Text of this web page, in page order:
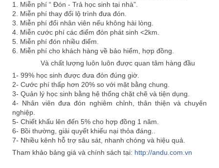
1. Miễn phí “ Đón - Trả học sinh tại nhà”.
2. Miễn phí thay đổi lộ trình đưa đón.
3. Miễn phí đổi nhân viên nếu không hài lòng.
4. Miễn cước phí các điểm đón phát sinh <2km.
5. Miễn phí đón nhiều điểm.
6. Miễn phí cho khách hàng về bảo hiểm, hợp đồng.
Và chất lượng luôn luôn được quan tâm hàng đầu
1- 99% học sinh được đưa đón đúng giờ.
2- Cước phí thấp hơn 20% so với mặt bằng chung.
3- Quản lý học sinh bằng hệ thống chặt chẽ và tiện dụng.
4- Nhân viên đưa đón nghiêm chỉnh, thân thiện và chuyên
nghiệp.
5- Chiết khấu lên đến 5% cho hợp đồng 1 năm.
6- Bồi thường, giải quyết khiếu nại thỏa đáng..
7- Nhiều kênh hỗ trợ sâu sát, nhanh chóng và hiệu quả.
Tham khảo bảng giá và chính sách tại: http://andu.com.vn